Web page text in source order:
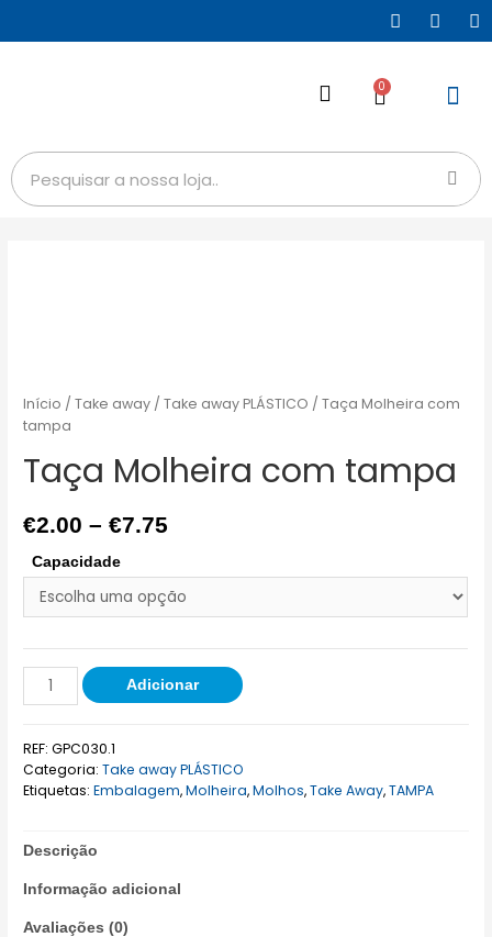
0
Início /Take away /Take away PLÁSTICO / Taça Molheira com
tampa
Taça Molheira com tampa
€2.00 –€7.75
Capacidade
Adicionar
REF:GPC030.1
Categoria:Take away PLÁSTICO
Etiquetas:Embalagem,Molheira,Molhos,Take Away,TAMPA
Descrição
Informação adicional
Avaliações (0)